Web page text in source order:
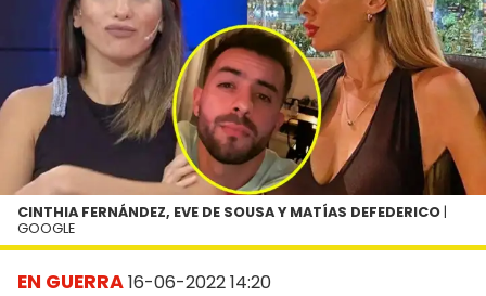
EN GUERRA16-06-2022 14:20
CINTHIA FERNÁNDEZ, EVE DE SOUSA Y MATÍAS DEFEDERICO |
GOOGLE